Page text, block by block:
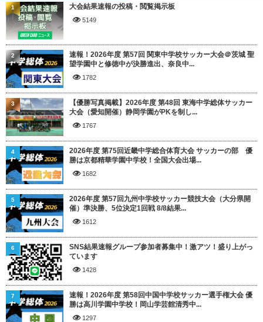
大会結果速報の投稿・閲覧掲示板
5149
1
速報！2026年度 第57回 関東中学校サッカー大会＠茨城 聖
望学園中と修徳中が決勝進出、奈良中...
1782
2
【優勝写真掲載】2026年度 第48回 東海中学総体サッカー
大会（愛知開催）静岡学園がPKを制し...
1767
3
2026年度 第75回近畿中学総合体育大会 サッカーの部 優
勝は京都精華学園中学校！全国大会出場...
1682
4
2026年度 第57回九州中学校サッカー競技大会（大分県開
催）準決勝、5位決定1回戦 8/8結果...
1612
5
SNS結果速報グループ参加者募集中！激アツ！盛り上がっ
ています
1428
6
速報！2026年度 第58回中国中学校サッカー選手権大会 優
勝は高川学園中学校！岡山学芸館清秀中...
1297
7